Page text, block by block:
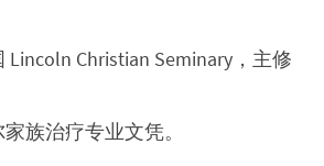
Lincoln Christian Seminary，主修
族治疗专业文凭。